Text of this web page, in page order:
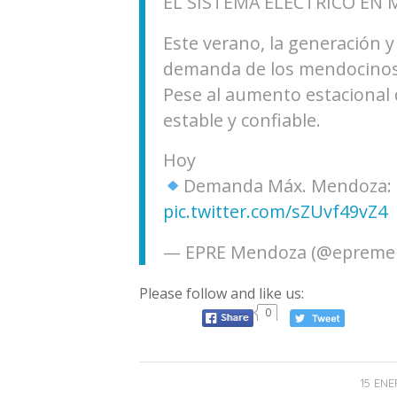
Este verano, la generación
demanda de los
Pese al aumento
estable y confiable.
Hoy
Demanda Máx. Mendoza:
pic.twitter.com/sZUvf49vZ4
— EPRE Mendoza
Please follow and like us:
0
15